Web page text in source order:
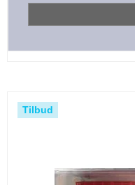
Tilbud